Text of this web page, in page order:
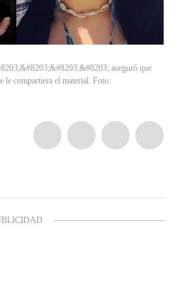
aseguró que
le compartiera el material. Foto: